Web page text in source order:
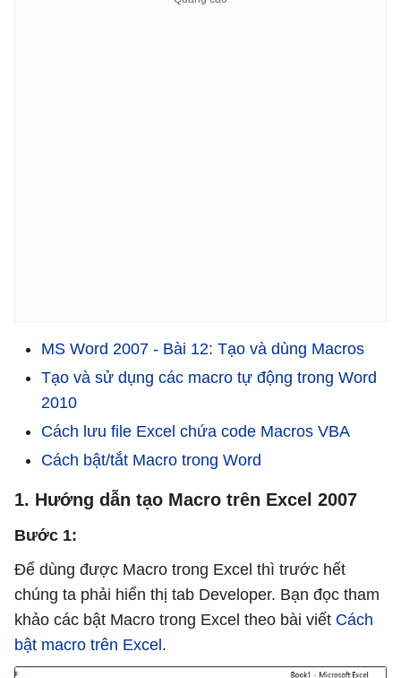
MS Word 2007 - Bài 12: Tạo và dùng Macros
Tạo và sử dụng các macro tự động trong Word
2010
Cách lưu file Excel chứa code Macros VBA
Cách bật/tắt Macro trong Word
1. Hướng dẫn tạo Macro trên Excel 2007
Bước 1:
Để dùng được Macro trong Excel thì trước hết
chúng ta phải hiển thị tab Developer. Bạn đọc tham
khảo các bật Macro trong Excel theo bài viết Cách
bật macro trên Excel .